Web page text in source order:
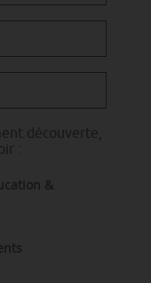
découverte,
:
&